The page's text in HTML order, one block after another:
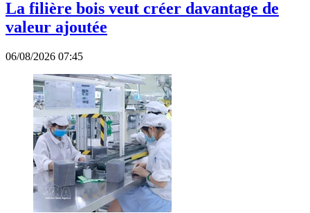
La filière bois veut créer davantage de
valeur ajoutée
06/08/2026 07:45